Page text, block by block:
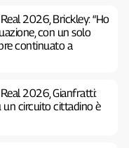
2026, Brickley: “Ho
con un solo
continuato a
2026, Gianfratti:
un circuito cittadino è